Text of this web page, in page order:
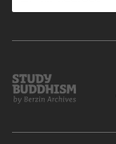
Study
Buddhism